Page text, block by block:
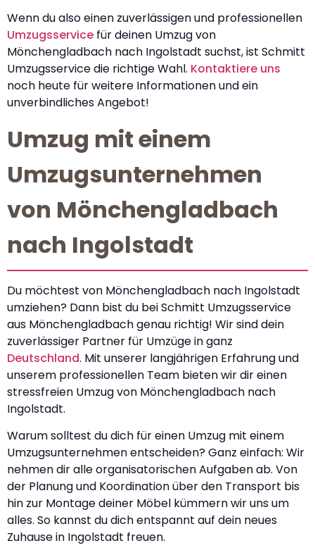
Wenn du also einen zuverlässigen und professionellen
Umzugsservice für deinen Umzug von
Mönchengladbach nach Ingolstadt suchst, ist Schmitt
Umzugsservice die richtige Wahl. Kontaktiere uns
noch heute für weitere Informationen und ein
unverbindliches Angebot!
Umzug mit einem
Umzugsunternehmen
von Mönchengladbach
nach Ingolstadt
Du möchtest von Mönchengladbach nach Ingolstadt
umziehen? Dann bist du bei Schmitt Umzugsservice
aus Mönchengladbach genau richtig! Wir sind dein
zuverlässiger Partner für Umzüge in ganz
Deutschland. Mit unserer langjährigen Erfahrung und
unserem professionellen Team bieten wir dir einen
stressfreien Umzug von Mönchengladbach nach
Ingolstadt.
Warum solltest du dich für einen Umzug mit einem
Umzugsunternehmen entscheiden? Ganz einfach: Wir
nehmen dir alle organisatorischen Aufgaben ab. Von
der Planung und Koordination über den Transport bis
hin zur Montage deiner Möbel kümmern wir uns um
alles. So kannst du dich entspannt auf dein neues
Zuhause in Ingolstadt freuen.